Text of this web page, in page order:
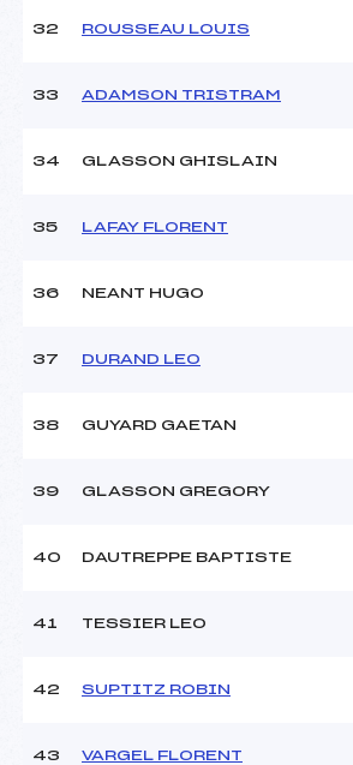
32 ROUSSEAU LOUIS
33 ADAMSON TRISTRAM
34 GLASSON GHISLAIN
35 LAFAY FLORENT
36 NEANT HUGO
37 DURAND LEO
38 GUYARD GAETAN
39 GLASSON GREGORY
40 DAUTREPPE BAPTISTE
41 TESSIER LEO
42 SUPTITZ ROBIN
43 VARGEL FLORENT